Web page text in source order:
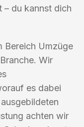
du kannst dich
Bereich Umzüge
Wir
es dabei
achten wir